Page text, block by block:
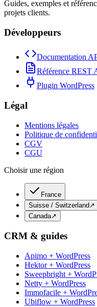
Guides, exemples et
projets clients.
Développeurs
Documentation
Référence REST
Plugin WordPress
Légal
Mentions légales
Politique de
CGV
CGU
Choisir une région
France
Suisse / Switzerland ↗
Canada↗
CRM & guides
Apimo + WordPress
Hektor + WordPress
Sweepbright +
Netty + WordPress
Immofacile +
Ubiflow + WordPress